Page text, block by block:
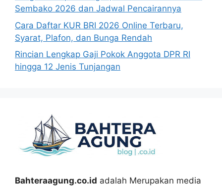
Sembako 2026 dan Jadwal Pencairannya
Cara Daftar KUR BRI 2026 Online Terbaru,
Syarat, Plafon, dan Bunga Rendah
Rincian Lengkap Gaji Pokok Anggota DPR RI
hingga 12 Jenis Tunjangan
Bahteraagung.co.id adalah Merupakan media